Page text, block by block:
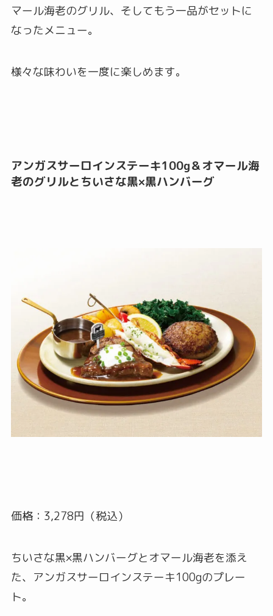
マール海老のグリル、そしてもう一品がセットに
なったメニュー。
様々な味わいを一度に楽しめます。
アンガスサーロインステーキ100g＆オマール海
老のグリルとちいさな黒×黒ハンバーグ
価格：3,278円（税込）
ちいさな黒×黒ハンバーグとオマール海老を添え
た、アンガスサーロインステーキ100gのプレー
ト。